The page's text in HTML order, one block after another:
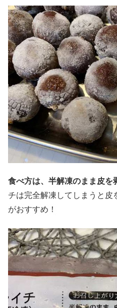
食べ方は、半解凍のまま皮を
チは完全解凍してしまうと皮
がおすすめ！